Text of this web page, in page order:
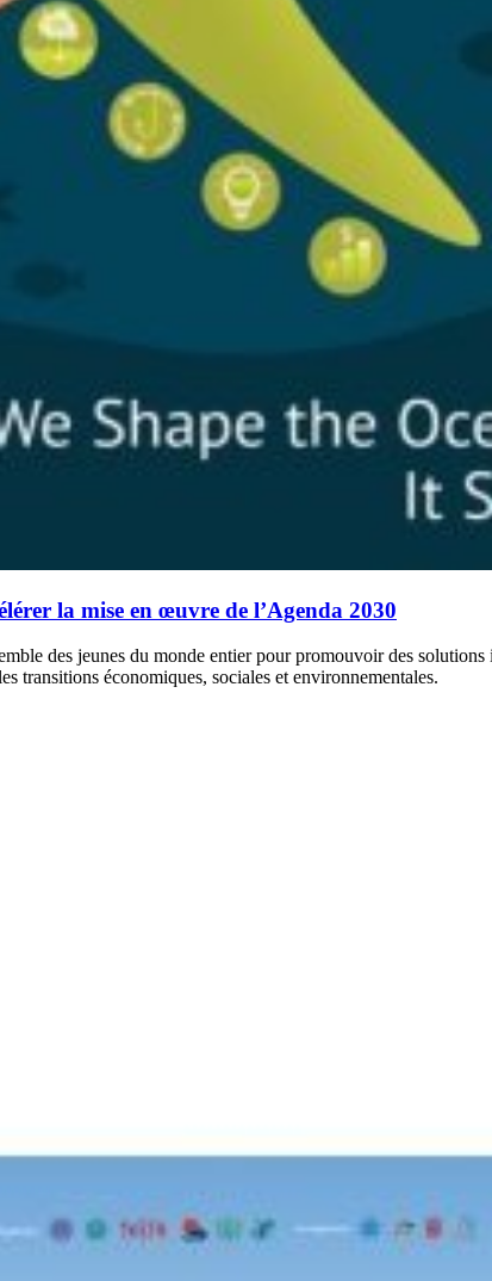
la mise en œuvre de l’Agenda 2030
des jeunes du monde entier pour promouvoir des
transitions économiques, sociales et environnementales.